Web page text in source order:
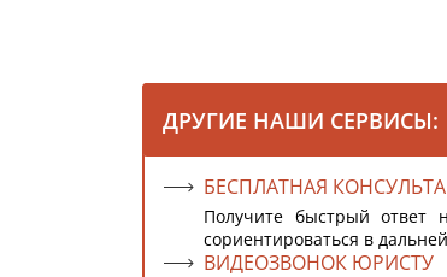
ДРУГИЕ НАШИ СЕРВИСЫ:
БЕСПЛАТНАЯ
Получите быстрый
сориентироваться в
ВИДЕОЗВОНОК ЮРИСТУ